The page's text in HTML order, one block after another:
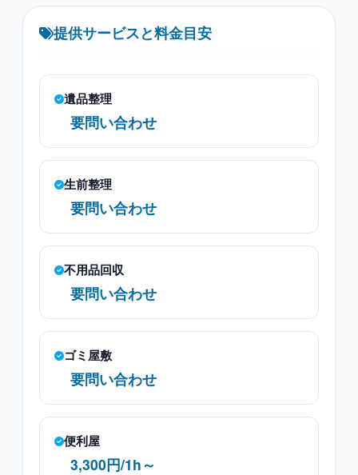
提供サービスと料金目安
遺品整理
要問い合わせ
生前整理
要問い合わせ
不用品回収
要問い合わせ
ゴミ屋敷
要問い合わせ
便利屋
3,300円/1h～